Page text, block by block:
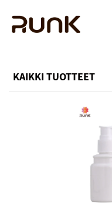
KAIKKI TUOTTEET